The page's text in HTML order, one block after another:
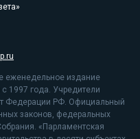
еженедельное издание
1997 года. Учредители
Федерации РФ. Официальный
законов, федеральных
«Парламентская